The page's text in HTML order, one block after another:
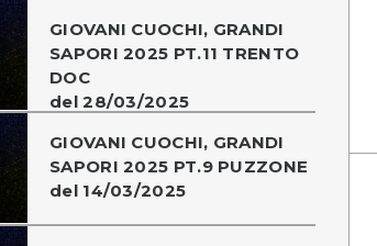
GIOVANI CUOCHI, GRANDI
SAPORI 2025 PT.11 TRENTO
DOC
del 28/03/2025
GIOVANI CUOCHI, GRANDI
SAPORI 2025 PT.9 PUZZONE
del 14/03/2025